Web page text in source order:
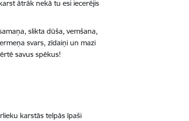
ātrāk nekā tu esi iecerējis
slikta dūša, vemšana,
svars, zīdaiņi un mazi
savus spēkus!
karstās telpās īpaši